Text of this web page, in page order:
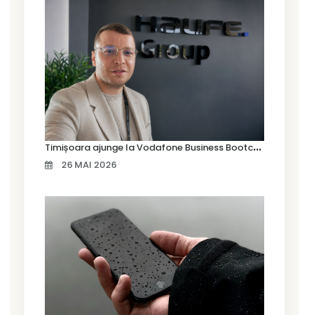
T
imișoara ajunge la Vodafone Business Bootcamp prin Marius Cermian de la Armour România
26 MAI 2026